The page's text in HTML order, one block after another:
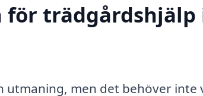
för trädgårdshjälp
men det behöver inte